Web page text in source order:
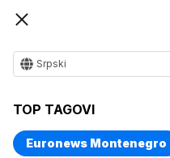
Srpski
TOP TAGOVI
Euronews Montenegro
Šta Nemačka